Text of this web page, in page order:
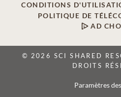
CONDITIONS
POLITIQUE DE
AD
© 2026 SCI SHARED
DROITS
Paramètres